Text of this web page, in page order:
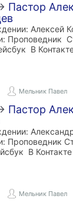
Пастор
Алексей
Проповедник
В
Мельник Павел
Пастор
Проповедник
В
Мельник Павел